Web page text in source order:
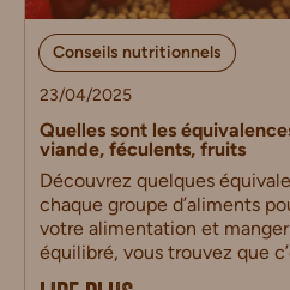
Conseils nutritionnels
23/04/2025
Quelles sont les
viande, féculents, fruits
Découvrez quelques
chaque groupe d’aliments
votre alimentation et
équilibré, vous trouvez que